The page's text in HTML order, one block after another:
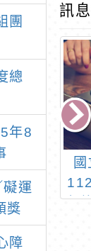
團
總
年8
運
獎
障
訊
，本
週」
音投
參與
色